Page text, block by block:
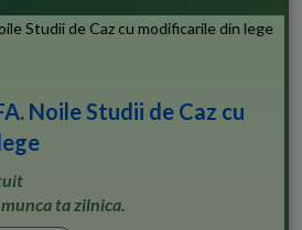
Noile Studii de Caz cu
ta zilnica.